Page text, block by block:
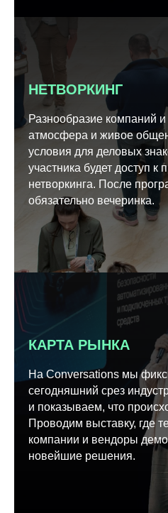
НЕТВОРКИНГ
Разнообразие компаний
атмосфера и живое
условия для деловых
участника будет доступ
нетворкинга. После
обязательно вечеринка.
КАРТА РЫНКА
На Conversations мы
сегодняшний срез
и показываем, что
Проводим выставку, где
компании и вендоры
новейшие решения.